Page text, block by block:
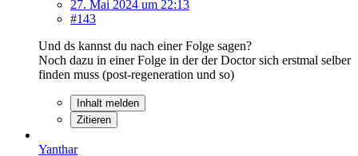
27. Mai 2024 um 22:13
#143
Und ds kannst du nach einer Folge sagen?
Noch dazu in einer Folge in der der Doctor sich erstmal selber
finden muss (post-regeneration und so)
Inhalt melden
Zitieren
Yanthar